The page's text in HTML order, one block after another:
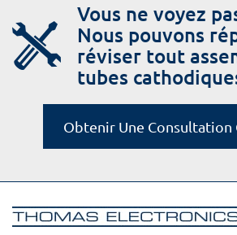
Vous ne voyez
Nous pouvons
réviser tout
tubes
Obtenir Une Consultation